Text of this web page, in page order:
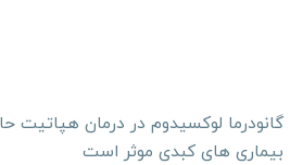
گانودرما لوکسیدوم در درمان هپاتیت
بیماری های کبدی موثر است